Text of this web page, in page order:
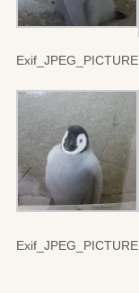
Exif_JPEG_PICTURE
Exif_JPEG_PICTURE